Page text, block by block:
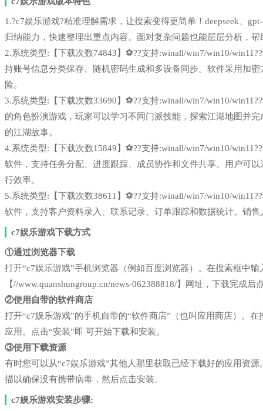
1.?c7娱乐游戏?精准理解需求，让搜索变得更简单！deepseek、
归纳能力，快速整理出重点内容。面对复杂问题也能层层分析，
2.系统类型:【下载次数74843】⚽??支持:winall/win7/win10/
持账号信息分类保存、随机密码生成和多设备同步。软件采用加
险。
3.系统类型:【下载次数33690】⚽??支持:winall/win7/win10/
的角色扮演游戏，玩家可以学习不同门派技能，探索江湖地图并
的江湖故事。
4.系统类型:【下载次数15849】⚽??支持:winall/win7/win10/
软件，支持任务分配、进度跟踪、成员协作和文件共享。用户可
行效率。
5.系统类型:【下载次数38611】⚽??支持:winall/win7/win10/
软件，支持客户资料录入、联系记录、订单跟踪和数据统计。销
c7娱乐游戏下载方式
①通过浏览器下载
打开“c7娱乐游戏”手机浏览器（例如百度浏览器）。在搜索框中
【//www.quanshungroup.cn/news-062388818/】网址，下载完成后
②使用自带的软件商店
打开“c7娱乐游戏”的手机自带的“软件商店”（也叫应用商店）。
应用。点击“安装”即 可开始下载和安装。
③使用下载资源
有时您可以从“c7娱乐游戏”其他人那里获取已经下载好的应用资
描以确保没有携带病毒，然后点击安装。
c7娱乐游戏安装步骤: